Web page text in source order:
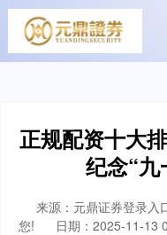
正规配资十大
纪念“
来源：元鼎证券登录入
您!
日期：2025-11-13